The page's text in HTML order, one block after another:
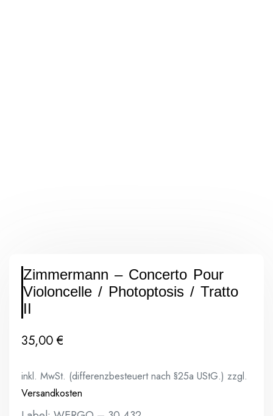
Zimmermann – Concerto Pour
Violoncelle / Photoptosis / Tratto
II
35,00€
inkl. MwSt. (differenzbesteuert nach §25a UStG.) zzgl.
Versandkosten